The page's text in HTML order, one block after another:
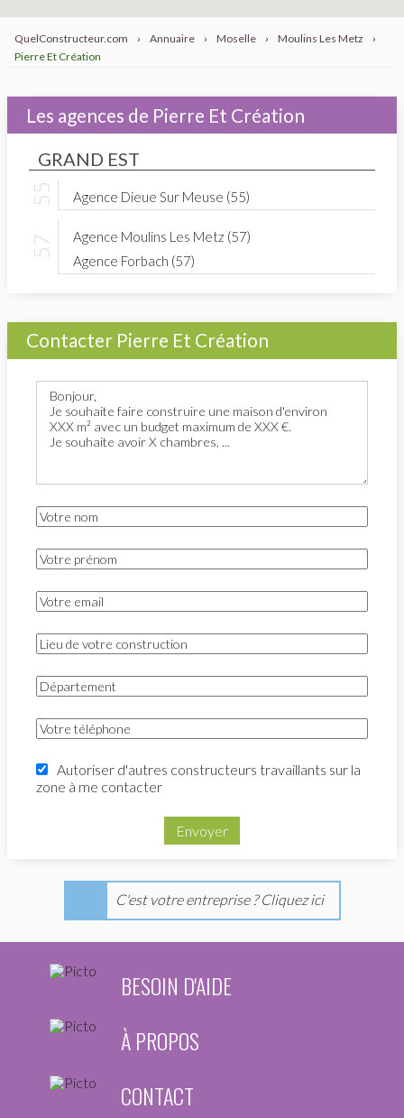
QuelConstructeur.com › Annuaire › Moselle › Moulins Les Metz
›
Pierre Et Création
Les agences de Pierre Et Création
GRAND EST
Agence Dieue Sur Meuse (55)
Agence Moulins Les Metz (57)
Agence Forbach (57)
Contacter Pierre Et Création
Autoriser d'autres constructeurs travaillants sur la
zone à me contacter
Envoyer
C'est votre entreprise ? Cliquez ici
BESOIN D'AIDE
À PROPOS
CONTACT